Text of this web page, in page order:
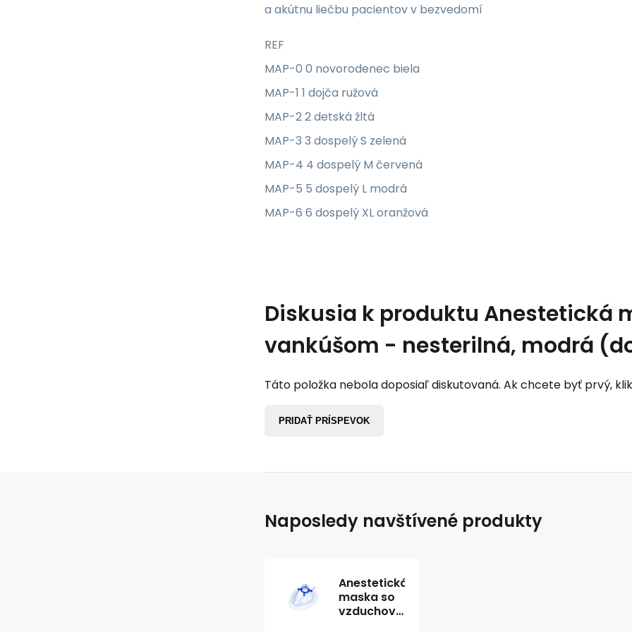
a akútnu liečbu pacientov v bezvedomí
REF
MAP-0 0 novorodenec biela
MAP-1 1 dojča ružová
MAP-2 2 detská žltá
MAP-3 3 dospelý S zelená
MAP-4 4 dospelý M červená
MAP-5 5 dospelý L modrá
MAP-6 6 dospelý XL oranžová
Diskusia k produktu Anestetická
vankúšom - nesterilná, modrá
Táto položka nebola doposiaľ diskutovaná. Ak chcete byť prvý,
PRIDAŤ PRÍSPEVOK
Naposledy navštívené produkty
Anestetická
maska so
vzduchovým